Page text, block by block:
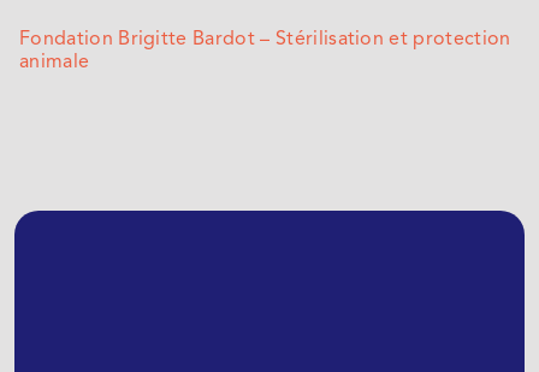
Fondation Brigitte Bardot – Stérilisation et protection
animale